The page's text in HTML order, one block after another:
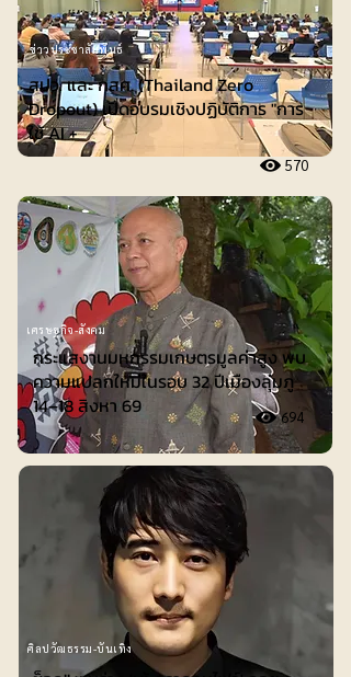
สปว. และ กสศ. (Thailand Zero
Dropout) เปิดอบรมเชิงปฏิบัติการ "การ
ใช้ AI +
570
ข่าวประชาสัมพันธ์
กระแสงานมหกรรมเกษตรมูลค่าสูง พบ
ความแปลกใหม่ในรอบ 32 ปีเมืองลุ่มภู
14–18 สิงหา 69
694
เศรษฐกิจ-สังคม
ศิลปวัฒธรรม-บันเทิง